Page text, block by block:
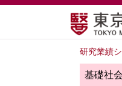
研究業績
基礎社